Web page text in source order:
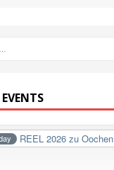
REEL 2026 zu Oochen